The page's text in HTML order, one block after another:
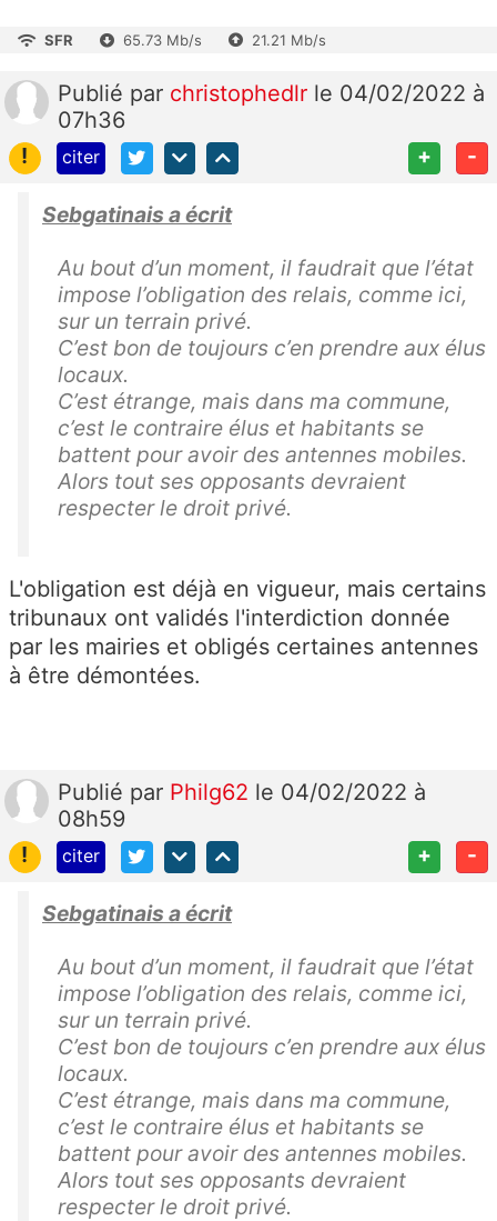
SFR 65.73 Mb/s 21.21 Mb/s
Publié par christophedlr le 04/02/2022 à
07h36
!
citer + -
Sebgatinais a écrit
Au bout d’un moment, il faudrait que l’état
impose l’obligation des relais, comme ici,
sur un terrain privé.
C’est bon de toujours c’en prendre aux élus
locaux.
C’est étrange, mais dans ma commune,
c’est le contraire élus et habitants se
battent pour avoir des antennes mobiles.
Alors tout ses opposants devraient
respecter le droit privé.
L'obligation est déjà en vigueur, mais certains
tribunaux ont validés l'interdiction donnée
par les mairies et obligés certaines antennes
à être démontées.
Publié par Philg62 le 04/02/2022 à
08h59
!
citer + -
Sebgatinais a écrit
Au bout d’un moment, il faudrait que l’état
impose l’obligation des relais, comme ici,
sur un terrain privé.
C’est bon de toujours c’en prendre aux élus
locaux.
C’est étrange, mais dans ma commune,
c’est le contraire élus et habitants se
battent pour avoir des antennes mobiles.
Alors tout ses opposants devraient
respecter le droit privé.